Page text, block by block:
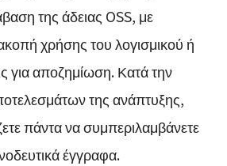
της άδειας OSS, με
χρήσης του λογισμικού ή
για αποζημίωση. Κατά την
της ανάπτυξης,
πάντα να συμπεριλαμβάνετε
έγγραφα.